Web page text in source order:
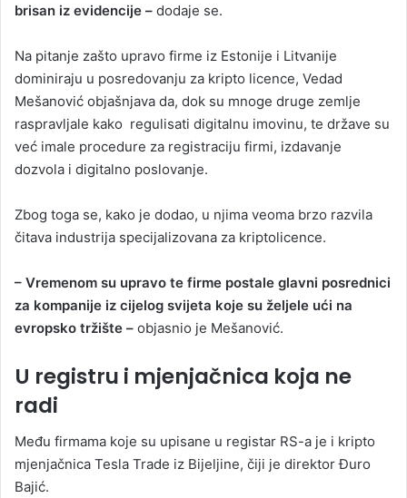
brisan iz evidencije – dodaje se.
Na pitanje zašto upravo firme iz Estonije i Litvanije
dominiraju u posredovanju za kripto licence, Vedad
Mešanović objašnjava da, dok su mnoge druge zemlje
raspravljale kako regulisati digitalnu imovinu, te države su
već imale procedure za registraciju firmi, izdavanje
dozvola i digitalno poslovanje.
Zbog toga se, kako je dodao, u njima veoma brzo razvila
čitava industrija specijalizovana za kriptolicence.
– Vremenom su upravo te firme postale glavni posrednici
za kompanije iz cijelog svijeta koje su željele ući na
evropsko tržište – objasnio je Mešanović.
U registru i mjenjačnica koja ne
radi
Među firmama koje su upisane u registar RS-a je i kripto
mjenjačnica Tesla Trade iz Bijeljine, čiji je direktor Đuro
Bajić.